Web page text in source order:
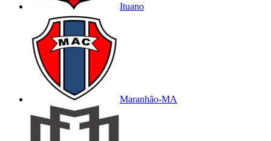
Ituano
Maranhão-MA